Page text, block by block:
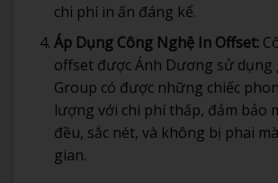
chi phí in ấn đáng kể.
Áp Dụng Công Nghệ In Offset:
offset được Ánh Dương sử dụng
Group có được những chiếc
lượng với chi phí thấp, đảm bảo
đều, sắc nét, và không bị phai
gian.